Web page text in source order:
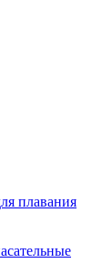
плавания